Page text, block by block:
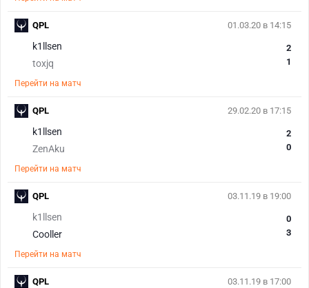
01.03.20 в 14:15
k1llsen
toxjq
2
1
Перейти на матч
QPL
29.02.20 в 17:15
k1llsen
ZenAku
2
0
Перейти на матч
QPL
03.11.19 в 19:00
k1llsen
Cooller
0
3
Перейти на матч
QPL
03.11.19 в 17:00
QPL